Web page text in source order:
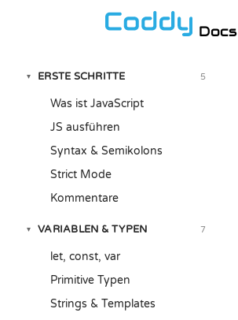
Docs
▾ ERSTE SCHRITTE 5
Was ist JavaScript
JS ausführen
Syntax & Semikolons
Strict Mode
Kommentare
▾ VARIABLEN & TYPEN 7
let, const, var
Primitive Typen
Strings & Templates